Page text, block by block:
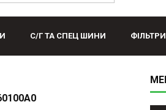
С/Г ТА СПЕЦ ШИНИ ФІЛЬТРИ